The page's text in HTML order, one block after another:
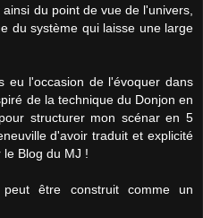
du point de vue de l'univers,
du système qui laisse une large
eu l'occasion de l'évoquer dans
de la technique du Donjon en
structurer mon scénar en 5
d'avoir traduit et explicité
Blog du MJ !
être construit comme un